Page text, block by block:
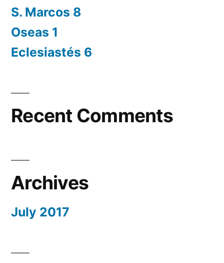
S. Marcos 8
Oseas 1
Eclesiastés 6
Recent Comments
Archives
July 2017